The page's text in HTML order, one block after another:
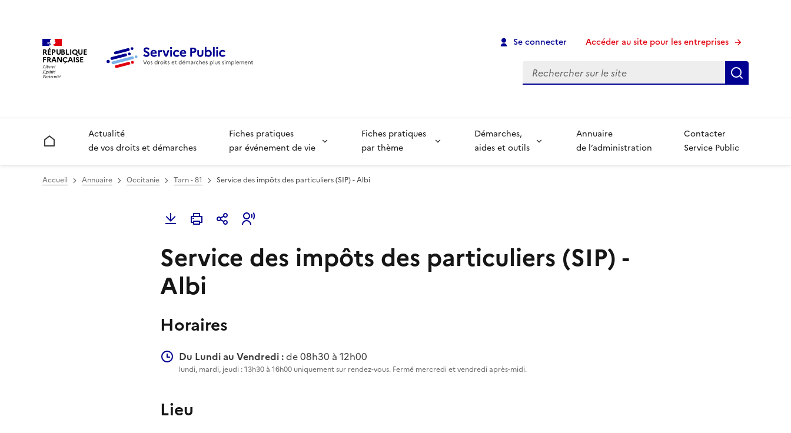
RÉPUBLIQUE
FRANÇAISE
Se connecter Accéder au site pour les entreprises
Recherche
Accueil
Actualité
de vos droits et démarches
Fiches pratiques
par événement de vie
Fiches pratiques
par thème
Démarches,
aides et outils
Annuaire
de l’administration
Contacter
Service Public
Accueil Annuaire Occitanie Tarn - 81 Service des impôts des particuliers (SIP) - Albi
Service des impôts des particuliers (SIP) -
Albi
Horaires
Du Lundi au Vendredi :de 08h30 à 12h00
lundi, mardi, jeudi : 13h30 à 16h00 uniquement sur rendez-vous. Fermé mercredi et vendredi après-midi.
Lieu